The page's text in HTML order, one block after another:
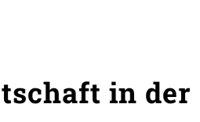
in der